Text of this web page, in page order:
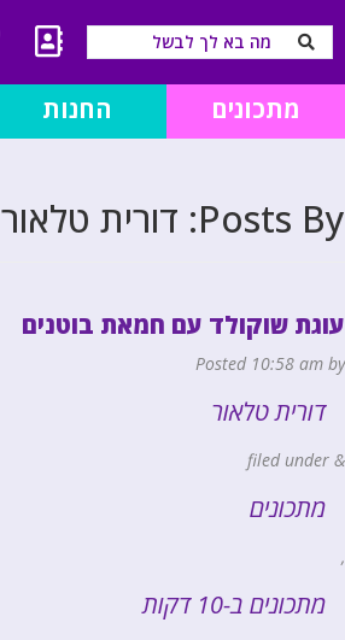
מתכונים החנות
Posts By: דורית טלאור
עוגת שוקולד עם חמאת בוטנים
Posted 10:58 am by
דורית טלאור
&
מתכונים
,
מתכונים ב-10 דקות